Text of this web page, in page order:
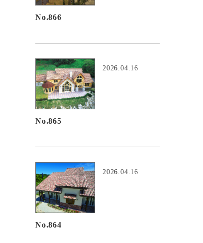
No.866
2026.04.16
No.865
2026.04.16
No.864